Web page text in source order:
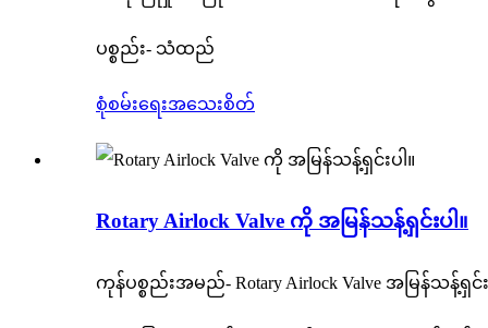
ပစ္စည်း- သံထည်
စုံစမ်းရေးအသေးစိတ်
Rotary Airlock Valve ကို အမြန်သန့်ရှင်းပါ။
ကုန်ပစ္စည်းအမည်- Rotary Airlock Valve အမြန်သန့်ရှင်